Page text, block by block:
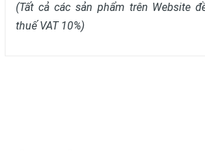
(Tất cả các sản phẩm trên Website
thuế VAT 10%)